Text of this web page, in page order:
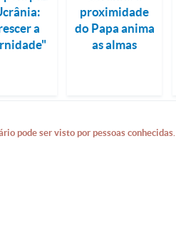
a
proximidade
do Papa anima
as almas
pode ser visto por pessoas conhecidas.